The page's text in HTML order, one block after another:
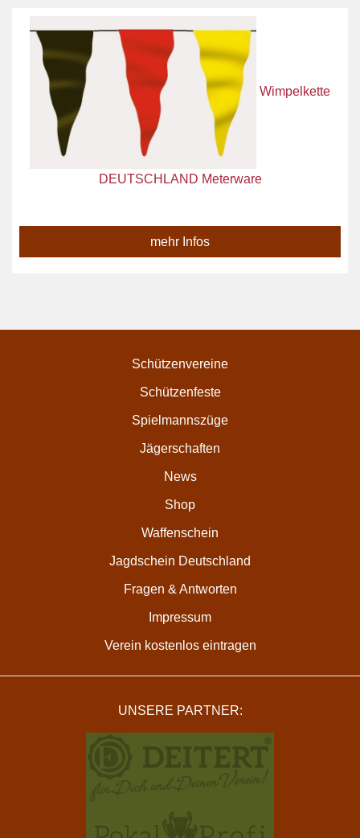
Wimpelkette
DEUTSCHLAND Meterware
mehr Infos
Schützenvereine
Schützenfeste
Spielmannszüge
Jägerschaften
News
Shop
Waffenschein
Jagdschein Deutschland
Fragen & Antworten
Impressum
Verein kostenlos eintragen
UNSERE PARTNER: